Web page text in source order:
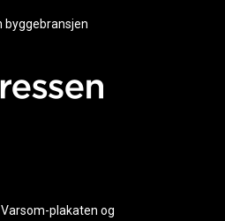
byggebransjen
plakaten og